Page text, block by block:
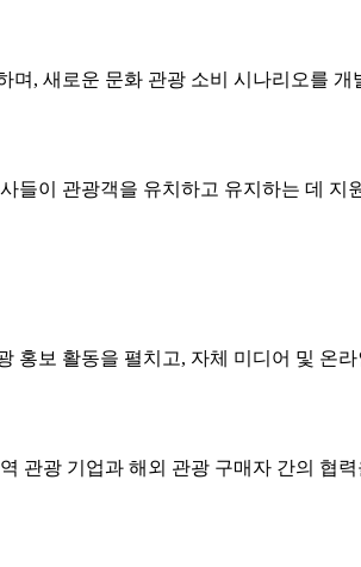
, 새로운 문화 관광 소비 시나리오를
들이 관광객을 유치하고 유지하는 데 지
홍보 활동을 펼치고, 자체 미디어 및 온
관광 기업과 해외 관광 구매자 간의 협